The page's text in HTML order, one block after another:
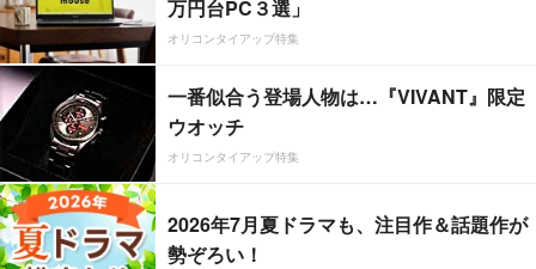
万円台PC３選」
オリコンタイアップ特集
一番似合う登場人物は…『VIVANT』限定
ウオッチ
オリコンタイアップ特集
2026年7月夏ドラマも、注目作＆話題作が
勢ぞろい！